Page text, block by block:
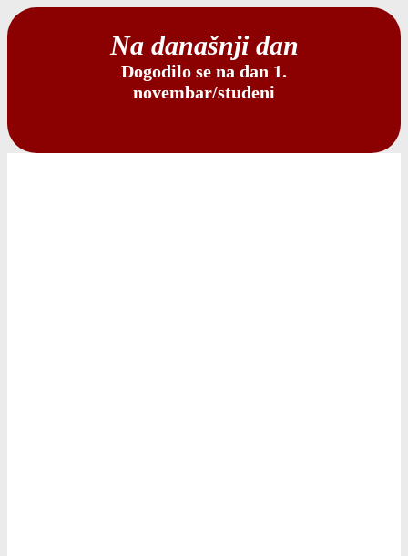
Na današnji dan
Dogodilo se na dan 1.
novembar/studeni